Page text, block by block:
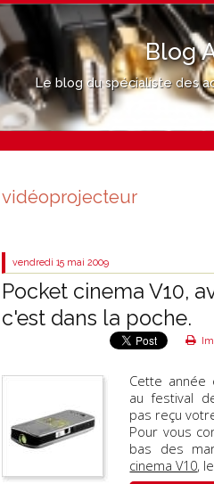
Blog
Le blog du spécialiste des
vidéoprojecteur
vendredi 15 mai 2009
Pocket cinema V10,
c'est dans la poche.
Cette
au festival
pas reçu
Pour vous
bas des
cinema V10,